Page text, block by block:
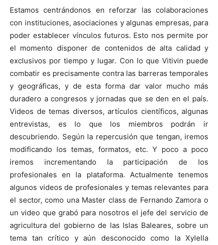
Estamos centrándonos en reforzar las colaboraciones
con instituciones, asociaciones y algunas empresas, para
poder establecer vínculos futuros. Esto nos permite por
el momento disponer de contenidos de alta calidad y
exclusivos por tiempo y lugar. Con lo que Vitivin puede
combatir es precisamente contra las barreras temporales
y geográficas, y de esta forma dar valor mucho más
duradero a congresos y jornadas que se den en el país.
Videos de temas diversos, artículos científicos, algunas
entrevistas, es lo que los miembros podrán ir
descubriendo. Según la repercusión que tengan, iremos
modificando los temas, formatos, etc. Y poco a poco
iremos incrementando la participación de los
profesionales en la plataforma. Actualmente tenemos
algunos videos de profesionales y temas relevantes para
el sector, como una Master class de Fernando Zamora o
un video que grabó para nosotros el jefe del servicio de
agricultura del gobierno de las Islas Baleares, sobre un
tema tan crítico y aún desconocido como la Xylella